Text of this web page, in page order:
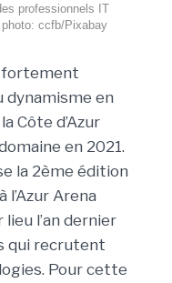
professionnels IT
ccfb/Pixabay
fortement
dynamisme en
Côte d’Azur
en 2021.
la 2ème édition
l’Azur Arena
l’an dernier
qui recrutent
Pour cette